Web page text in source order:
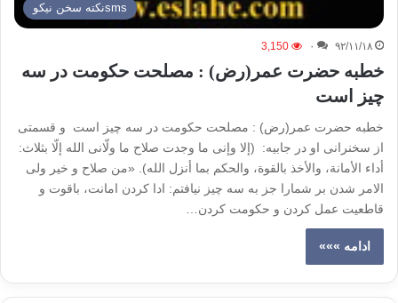
smsنكته سخن نيكو
۹۲/۱۱/۱۸ ۰ 3,150
خطبه حضرت عمر(رض) : مصلحت حکومت در سه
چیز است
خطبه حضرت عمر(رض) : مصلحت حکومت در سه چیز است و قسمتی
از سخنرانی او در جابیه: (إلا وإنی ما وجدت صلاح ما ولّانی الله إلّا بثلاث:
أداء الأمانة، والأخذ بالقوة، والحکم بما أنزل الله). «من صلاح و خیر ولی
الامر شدن بر شمارا جز به سه چیز نیافتم: ادا کردن امانت، باقوت و
قاطعیت عمل کردن و حکومت کردن…
ادامه »»»